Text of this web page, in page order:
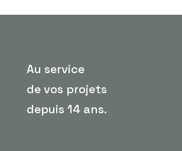
Au service
de vos projets
depuis 14 ans.